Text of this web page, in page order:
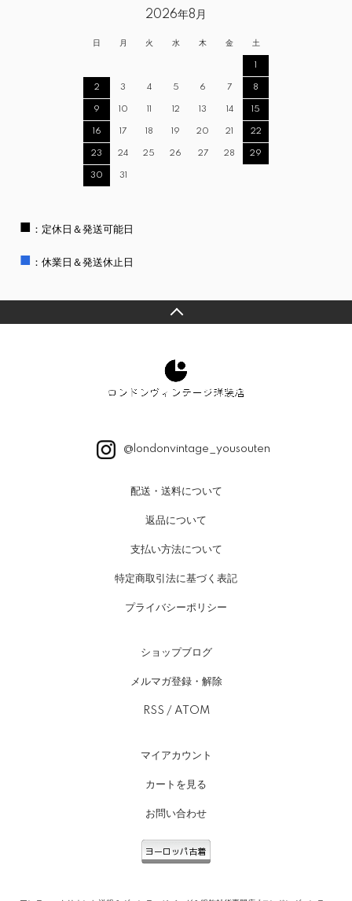
2026年8月
日 月 火 水 木 金 土
1
2 3 4 5 6 7 8
9 10 11 12 13 14 15
16 17 18 19 20 21 22
23 24 25 26 27 28 29
30 31
■ ：定休日＆発送可能日
■ ：休業日＆発送休止日
@londonvintage_yousouten
配送・送料について
返品について
支払い方法について
特定商取引法に基づく表記
プライバシーポリシー
ショップブログ
メルマガ登録・解除
RSS / ATOM
マイアカウント
カートを見る
お問い合わせ